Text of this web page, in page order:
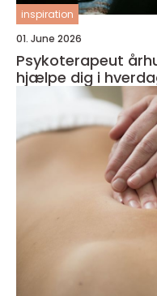
inspiration
01. June 2026
Psykoterapeut århus sådan kan
hjælpe dig i